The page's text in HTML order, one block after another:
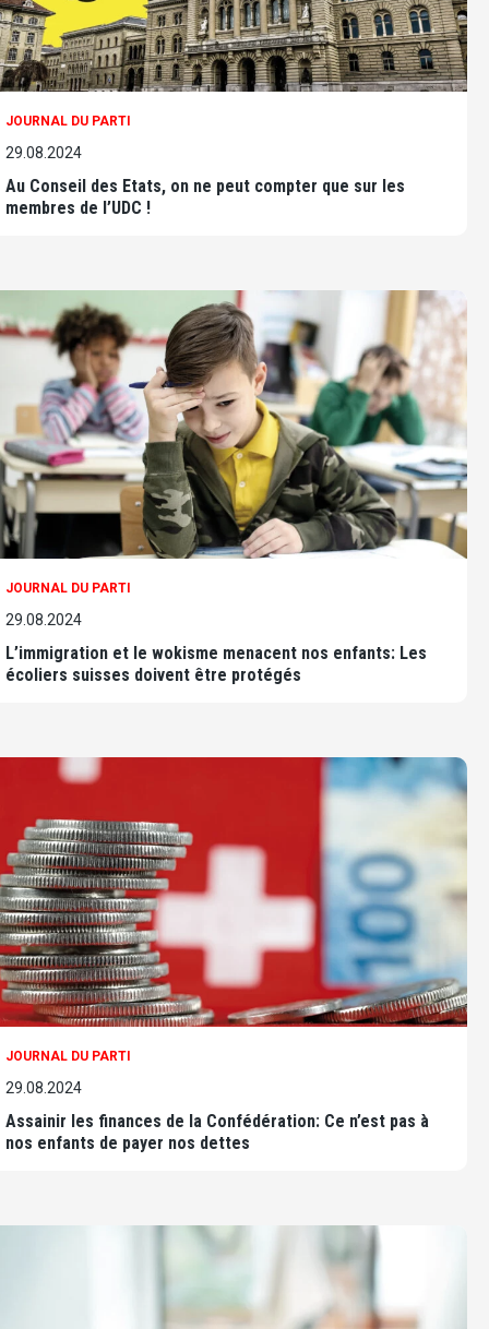
JOURNAL DU PARTI
29.08.2024
Au Conseil des Etats, on ne peut compter que sur les
membres de l’UDC !
JOURNAL DU PARTI
29.08.2024
L’immigration et le wokisme menacent nos enfants: Les
écoliers suisses doivent être protégés
JOURNAL DU PARTI
29.08.2024
Assainir les finances de la Confédération: Ce n’est pas à
nos enfants de payer nos dettes